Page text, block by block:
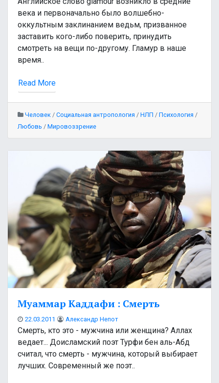
века и первоначально было волшебно-
оккультным заклинанием ведьм, призванное
заставить кого-либо поверить, принудить
смотреть на вещи по-другому. Гламур в наше
время..
Read More
Человек / Социальная антропология / НЛП / Психология /
Любовь / Мировоззрение
Муаммар Каддафи : Смерть
22.03.2011 Александр Непот
Смерть, кто это - мужчина или женщина? Аллах
ведает... Доисламский поэт Турфи бен аль-Абд
считал, что смерть - мужчина, который выбирает
лучших. Современный же поэт..